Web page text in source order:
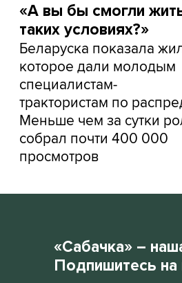
«А вы бы смогли
таких условиях?»
Беларуска показала
которое дали молодым
специалистам-
трактористам по
Меньше чем за сутки
собрал почти 400 000
просмотров
«Сабачка» –
Подпишитесь на